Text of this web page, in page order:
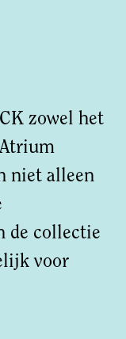
zowel het
niet alleen
de collectie
voor